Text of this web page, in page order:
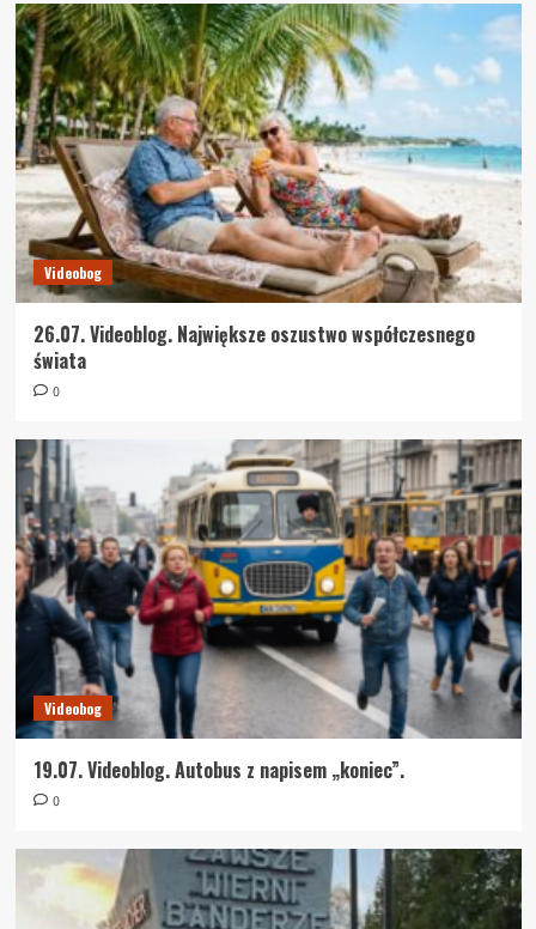
Videobog
26.07. Videoblog. Największe oszustwo współczesnego
świata
0
Videobog
19.07. Videoblog. Autobus z napisem „koniec”.
0